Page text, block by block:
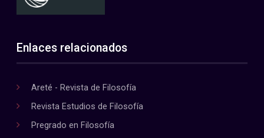
Enlaces relacionados
Areté - Revista de Filosofía
Revista Estudios de Filosofía
Pregrado en Filosofía